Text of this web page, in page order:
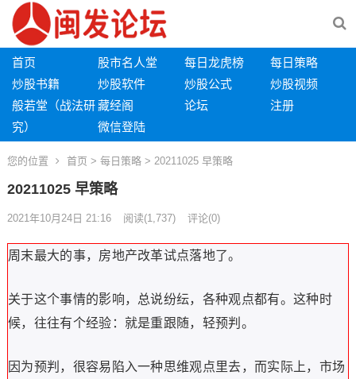
首页 股市名人堂 每日龙虎榜
每日策略
炒股书籍
炒股软件 炒股公式
炒股视频
般若堂（战法研
究）
藏经阁 论坛
注册
微信登陆
您的位置 首页 > 每日策略 > 20211025 早策略
20211025 早策略
2021年10月24日 21:16 阅读(1,737) 评论(0)
周末最大的事，房地产改革试点落地了。
关于这个事情的影响，总说纷纭，各种观点都有。这种时
候，往往有个经验：就是重跟随，轻预判。
因为预判，很容易陷入一种思维观点里去，而实际上，市场